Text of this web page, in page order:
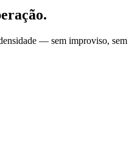
— sem improviso, sem